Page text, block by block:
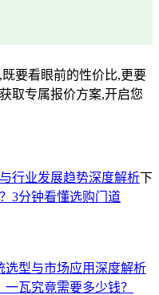
要看眼前的性价比,更要
取专属报价方案,开启您
行业发展趋势深度解析下
3分钟看懂选购门道
选型与市场应用深度解析
瓦究竟需要多少钱？